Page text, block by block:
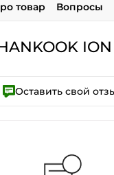
товар Вопросы
ION
Оставить свой